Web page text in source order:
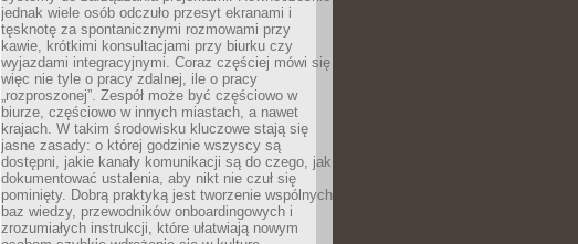
jednak wiele osób odczuło przesyt ekranami i
tęsknotę za spontanicznymi rozmowami przy
kawie, krótkimi konsultacjami przy biurku czy
wyjazdami integracyjnymi. Coraz częściej mówi się
więc nie tyle o pracy zdalnej, ile o pracy
„rozproszonej”. Zespół może być częściowo w
biurze, częściowo w innych miastach, a nawet
krajach. W takim środowisku kluczowe stają się
jasne zasady: o której godzinie wszyscy są
dostępni, jakie kanały komunikacji są do czego, jak
dokumentować ustalenia, aby nikt nie czuł się
pominięty. Dobrą praktyką jest tworzenie wspólnych
baz wiedzy, przewodników onboardingowych i
zrozumiałych instrukcji, które ułatwiają nowym